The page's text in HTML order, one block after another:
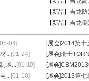
【新品】 吉龙防
【新品】 吉龙倒
[05-04] [展会]2014第十
...[01-24] [展会]瑞士
展...[01-10] [展会]CBM2013
...[01-10] [展会]2013第七